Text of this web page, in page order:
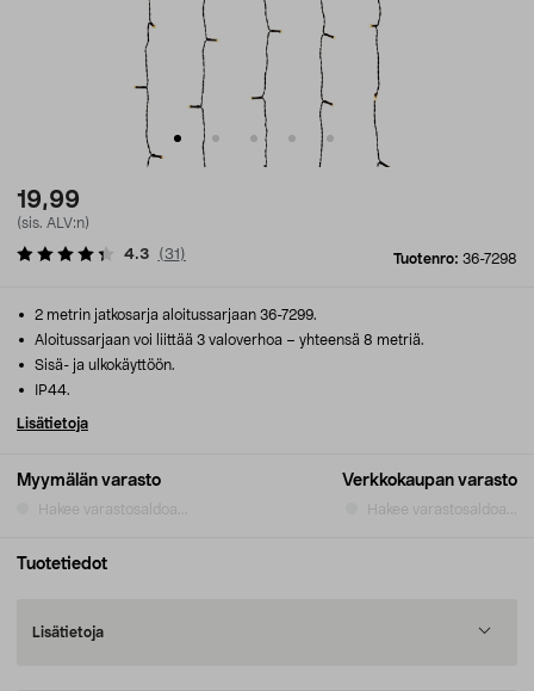
19,99
(sis. ALV:n)
Tuotenro: 36-7298
4.3 (31 )
Myymälän varasto
Hakee varastosaldoa...
Verkkokaupan varasto
Hakee varastosaldoa...
2 metrin jatkosarja aloitussarjaan 36-7299.
Aloitussarjaan voi liittää 3 valoverhoa – yhteensä 8 metriä.
Sisä- ja ulkokäyttöön.
IP44.
Lisätietoja
Tuotetiedot
Lisätietoja